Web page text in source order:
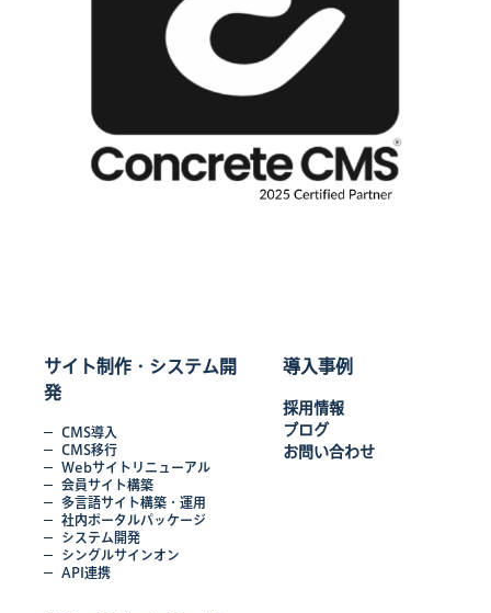
サイト制作・システム開
発
CMS導入
CMS移行
Webサイトリニューアル
会員サイト構築
多言語サイト構築・運用
社内ポータルパッケージ
システム開発
シングルサインオン
API連携
導入事例
採用情報
ブログ
お問い合わせ